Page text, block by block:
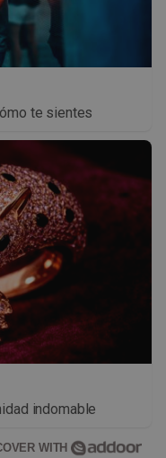
te sientes
indomable
WITH